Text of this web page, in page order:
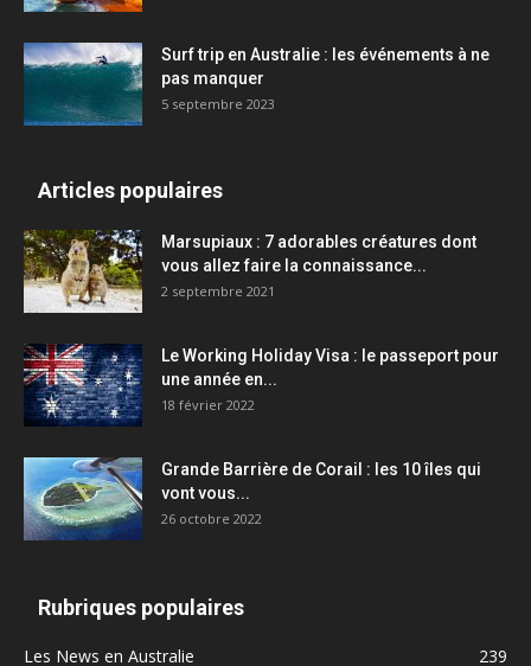
Surf trip en Australie : les événements à ne
pas manquer
5 septembre 2023
Articles populaires
Marsupiaux : 7 adorables créatures dont
vous allez faire la connaissance...
2 septembre 2021
Le Working Holiday Visa : le passeport pour
une année en...
18 février 2022
Grande Barrière de Corail : les 10 îles qui
vont vous...
26 octobre 2022
Rubriques populaires
Les News en Australie
239